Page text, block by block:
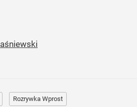
Rozrywka Wprost